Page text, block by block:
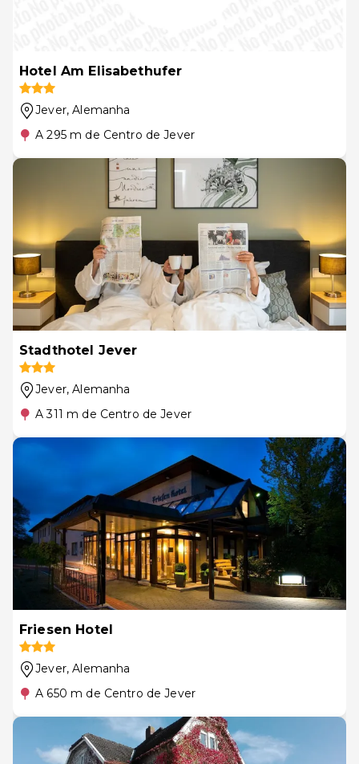
Hotel Am Elisabethufer
Jever, Alemanha
A 295 m de Centro de Jever
Stadthotel Jever
Jever, Alemanha
A 311 m de Centro de Jever
Friesen Hotel
Jever, Alemanha
A 650 m de Centro de Jever